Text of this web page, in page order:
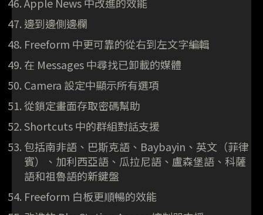
邊到邊側邊欄
Freeform 中更可靠的從右到左文字編輯
在 Messages 中尋找已卸載的媒體
Camera 設定中顯示所有選項
從鎖定畫面存取密碼幫助
Shortcuts 中的群組對話支援
包括南非語、巴斯克語、Baybayin、英文（菲律
賓）、加利西亞語、瓜拉尼語、盧森堡語、科薩
語和祖魯語的新鍵盤
Freeform 白板更順暢的效能